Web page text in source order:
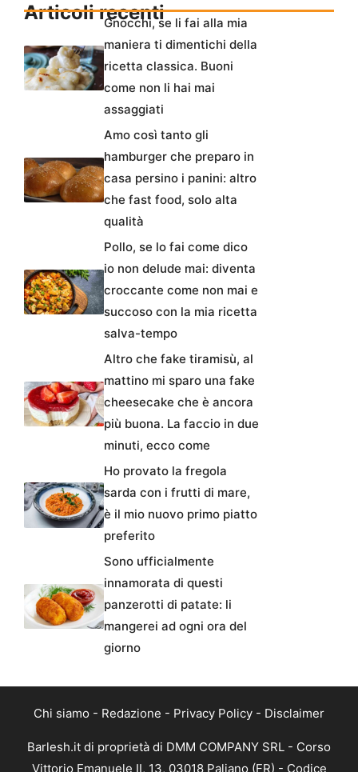
Articoli recentiGnocchi, se li fai alla mia
maniera ti dimentichi della
ricetta classica. Buoni
come non li hai mai
assaggiati
Amo così tanto gli
hamburger che preparo in
casa persino i panini: altro
che fast food, solo alta
qualità
Pollo, se lo fai come dico
io non delude mai: diventa
croccante come non mai e
succoso con la mia ricetta
salva-tempo
Altro che fake tiramisù, al
mattino mi sparo una fake
cheesecake che è ancora
più buona. La faccio in due
minuti, ecco come
Ho provato la fregola
sarda con i frutti di mare,
è il mio nuovo primo piatto
preferito
Sono ufficialmente
innamorata di questi
panzerotti di patate: li
mangerei ad ogni ora del
giorno
Chi siamo - Redazione - Privacy Policy - Disclaimer
Barlesh.it di proprietà di DMM COMPANY SRL - Corso
Vittorio Emanuele II, 13, 03018 Paliano (FR) - Codice